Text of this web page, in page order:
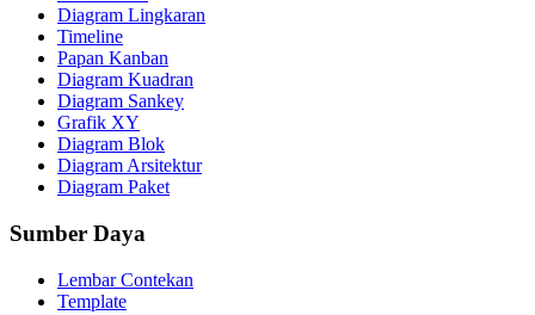
Diagram Lingkaran
Timeline
Papan Kanban
Diagram Kuadran
Diagram Sankey
Grafik XY
Diagram Blok
Diagram Arsitektur
Diagram Paket
Sumber Daya
Lembar Contekan
Template